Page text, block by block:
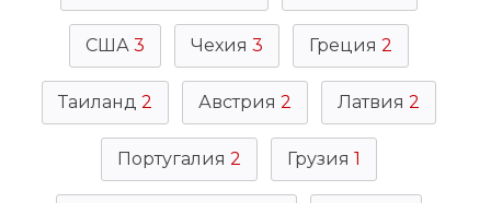
США 3 Чехия 3 Греция 2
Таиланд 2 Австрия 2 Латвия 2
Португалия 2 Грузия 1